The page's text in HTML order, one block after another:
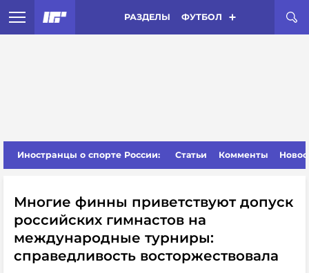
РАЗДЕЛЫ ФУТБОЛ
Иностранцы о спорте России: Статьи Комменты
Многие финны приветствуют допуск
российских гимнастов на
международные турниры:
справедливость восторжествовала